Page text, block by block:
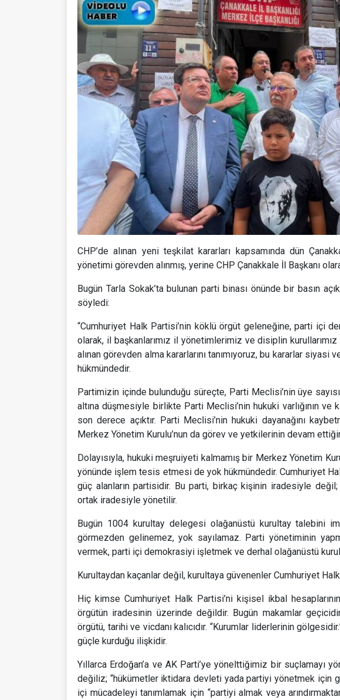
CHP’de alınan yeni teşkilat kararları kapsamında dün
yönetimi görevden alınmış, yerine CHP Çanakkale İl Başkanı
Bugün Tarla Sokak’ta bulunan parti binası önünde bir basın
söyledi:
“Cumhuriyet Halk Partisi’nin köklü örgüt geleneğine, parti içi
olarak, il başkanlarımız il yönetimlerimiz ve disiplin
alınan görevden alma kararlarını tanımıyoruz, bu kararlar
hükmündedir.
Partimizin içinde bulunduğu süreçte, Parti Meclisi’nin üye
altına düşmesiyle birlikte Parti Meclisi’nin hukuki varlığının ve
son derece açıktır. Parti Meclisi’nin hukuki dayanağını
Merkez Yönetim Kurulu’nun da görev ve yetkilerinin devam
Dolayısıyla, hukuki meşruiyeti kalmamış bir Merkez Yönetim
yönünde işlem tesis etmesi de yok hükmündedir. Cumhuriyet
güç alanların partisidir. Bu parti, birkaç kişinin iradesiyle
ortak iradesiyle yönetilir.
Bugün 1004 kurultay delegesi olağanüstü kurultay talebini
görmezden gelinemez, yok sayılamaz. Parti yönetiminin
vermek, parti içi demokrasiyi işletmek ve derhal olağanüstü
Kurultaydan kaçanlar değil, kurultaya güvenenler Cumhuriyet
Hiç kimse Cumhuriyet Halk Partisi’ni kişisel ikbal
örgütün iradesinin üzerinde değildir. Bugün makamlar
örgütü, tarihi ve vicdanı kalıcıdır. “Kurumlar liderlerinin
güçle kurduğu ilişkidir.
Yıllarca Erdoğan’a ve AK Parti’ye yönelttiğimiz bir suçlamayı
değiliz; “hükümetler iktidara devleti yada partiyi yönetmek için
içi mücadeleyi tanımlamak için “partiyi almak veya